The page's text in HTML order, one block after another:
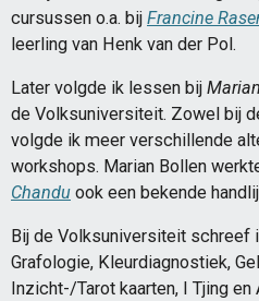
cursussen o.a. bij Francine
leerling van Henk van der Pol.
Later volgde ik lessen bij
de Volksuniversiteit. Zowel bij
volgde ik meer verschillende
workshops. Marian Bollen
Chandu ook een bekende
Bij de Volksuniversiteit schreef
Grafologie, Kleurdiagnostiek,
Inzicht-/Tarot kaarten, I Tjing